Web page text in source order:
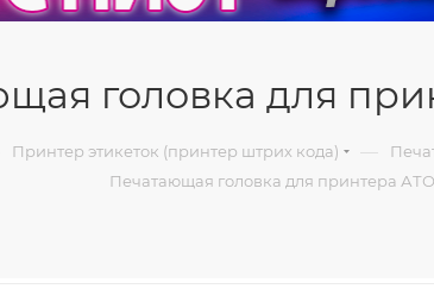
головка для
Принтер этикеток (принтер штрих кода) —
Печатающая головка для принтера